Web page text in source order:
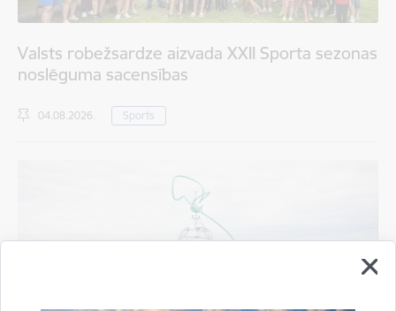
Valsts robežsardze aizvada XXII Sporta sezonas
noslēguma sacensības
04.08.2026. Sports